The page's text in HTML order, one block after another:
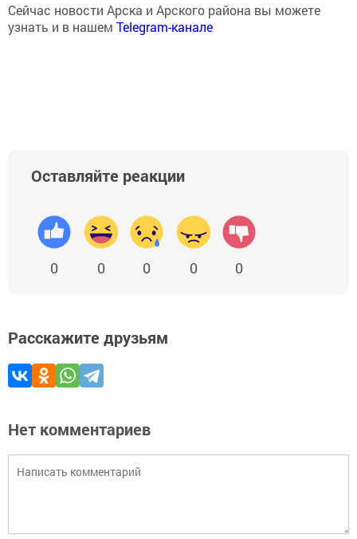
Сейчас новости Арска и Арского района вы можете
узнать и в нашем Telegram-канале
Оставляйте реакции
0 0 0 0 0
Расскажите друзьям
Нет комментариев